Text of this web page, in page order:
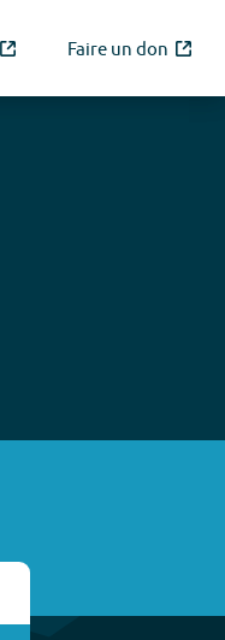
Faire un don